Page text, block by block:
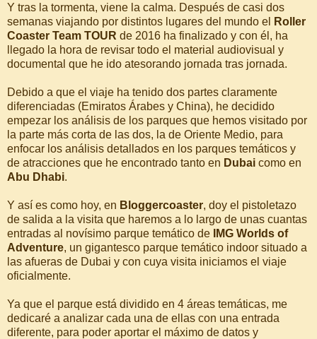
Y tras la tormenta, viene la calma. Después de casi dos
semanas viajando por distintos lugares del mundo el
Roller
Coaster Team TOUR de 2016 ha finalizado y con él, ha
llegado la hora de revisar todo el material audiovisual y
documental que he ido atesorando jornada tras jornada.
Debido a que el viaje ha tenido dos partes claramente
diferenciadas (Emiratos Árabes y China), he decidido
empezar los análisis de los parques que hemos visitado por
la parte más corta de las dos, la de Oriente Medio, para
enfocar los análisis detallados en los parques temáticos y
de atracciones que he encontrado tanto en Dubai como en
Abu Dhabi.
Y así es como hoy, en Bloggercoaster, doy el pistoletazo
de salida a la visita que haremos a lo largo de unas cuantas
entradas al novísimo parque temático de
IMG Worlds of
Adventure, un gigantesco parque temático indoor situado a
las afueras de Dubai y con cuya visita iniciamos el viaje
oficialmente.
Ya que el parque está dividido en 4 áreas temáticas, me
dedicaré a analizar cada una de ellas con una entrada
diferente, para poder aportar el máximo de datos y